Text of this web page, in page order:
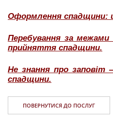
Оформлення спадщини:
Перебування за
прийняття спадщини.
Не знання про заповіт
спадщини.
ПОВЕРНУТИСЯ ДО ПОСЛУГ